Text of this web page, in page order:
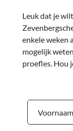
Leuk dat je
enkele weken
mogelijk
proefles. Hou